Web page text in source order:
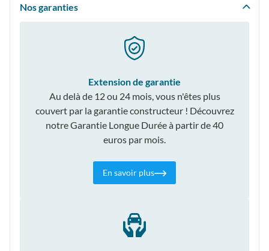
Nos garanties
Extension de garantie
Au delà de 12 ou 24 mois, vous n'êtes plus
couvert par la garantie constructeur ! Découvrez
notre Garantie Longue Durée à partir de 40
euros par mois.
En savoir plus